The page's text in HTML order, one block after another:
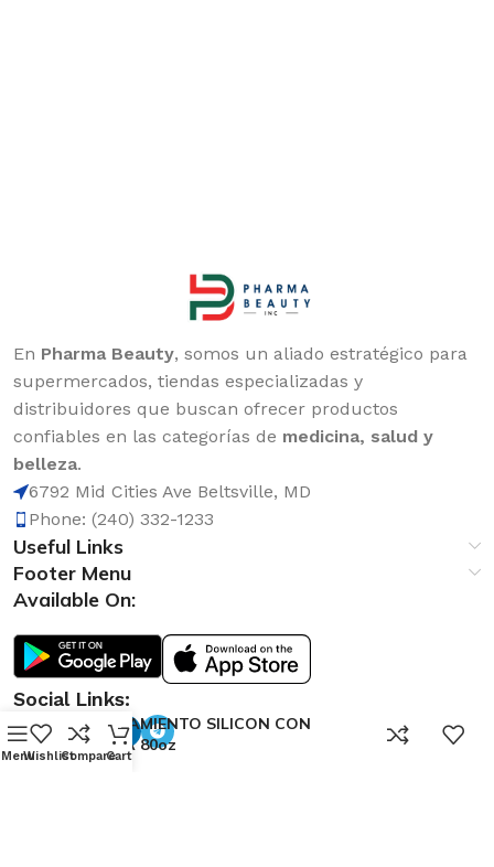
En Pharma Beauty, somos un aliado estratégico para
supermercados, tiendas especializadas y
distribuidores que buscan ofrecer productos
confiables en las categorías de medicina, salud y
belleza.
6792 Mid Cities Ave Beltsville, MD
Phone: (240) 332-1233
Useful Links
Footer Menu
Available On:
Social Links:
TRATAMIENTO SILICON CON
PERLA 80oz
MenuWishlistCompare
0
Cart